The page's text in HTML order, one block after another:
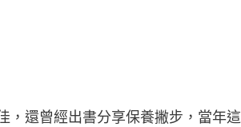
，還曾經出書分享保養撇步，當年這